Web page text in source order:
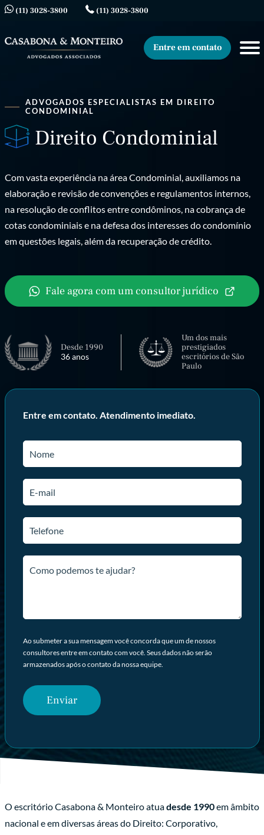
(11) 3028-3800 (11) 3028-3800
Entre em contato
ADVOGADOS ESPECIALISTAS EM DIREITO
CONDOMINIAL
Direito Condominial
Com vasta experiência na área Condominial, auxiliamos na
elaboração e revisão de convenções e regulamentos internos,
na resolução de conflitos entre condôminos, na cobrança de
cotas condominiais e na defesa dos interesses do condomínio
em questões legais, além da recuperação de crédito.
Fale agora com um consultor jurídico
Desde 1990
36 anos
Um dos mais
prestigiados
escritórios de São
Paulo
Entre em contato. Atendimento imediato.
Ao submeter a sua mensagem você concorda que um de nossos
consultores entre em contato com você. Seus dados não serão
armazenados após o contato da nossa equipe.
O escritório Casabona & Monteiro atuadesde 1990em âmbito
nacional e em diversas áreas do Direito: Corporativo,